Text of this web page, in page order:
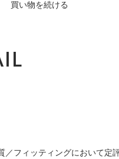
買い物を続ける
ィッティングにおいて定評